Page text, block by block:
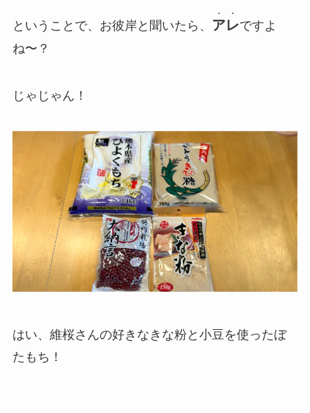
ということで、お彼岸と聞いたら、 アレ
・・
ですよ
ね〜？
じゃじゃん！
はい、維桜さんの好きなきな粉と小豆を使ったぼ
たもち！